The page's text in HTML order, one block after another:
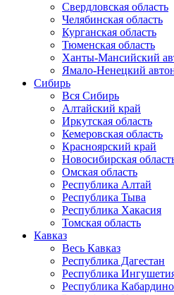
Свердловская область
Челябинская область
Курганская область
Тюменская область
Ханты-Мансийский
Ямало-Ненецкий
Сибирь
Вся Сибирь
Алтайский край
Иркутская область
Кемеровская область
Красноярский край
Новосибирская
Омская область
Республика Алтай
Республика Тыва
Республика Хакасия
Томская область
Кавказ
Весь Кавказ
Республика Дагестан
Республика
Республика